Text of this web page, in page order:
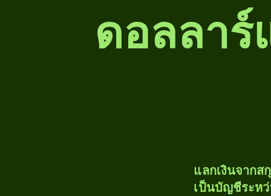
ดอลลาร์
แลกเงินจากส
เป็นบัญชีระหว่